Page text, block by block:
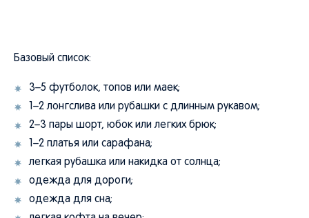
Базовый список:
3–5 футболок, топов или маек;
1–2 лонгслива или рубашки с длинным рукавом;
2–3 пары шорт, юбок или легких брюк;
1–2 платья или сарафана;
легкая рубашка или накидка от солнца;
одежда для дороги;
одежда для сна;